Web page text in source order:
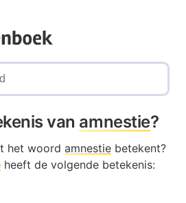
van amnestie?
het woord amnestie betekent?
heeft de volgende betekenis: